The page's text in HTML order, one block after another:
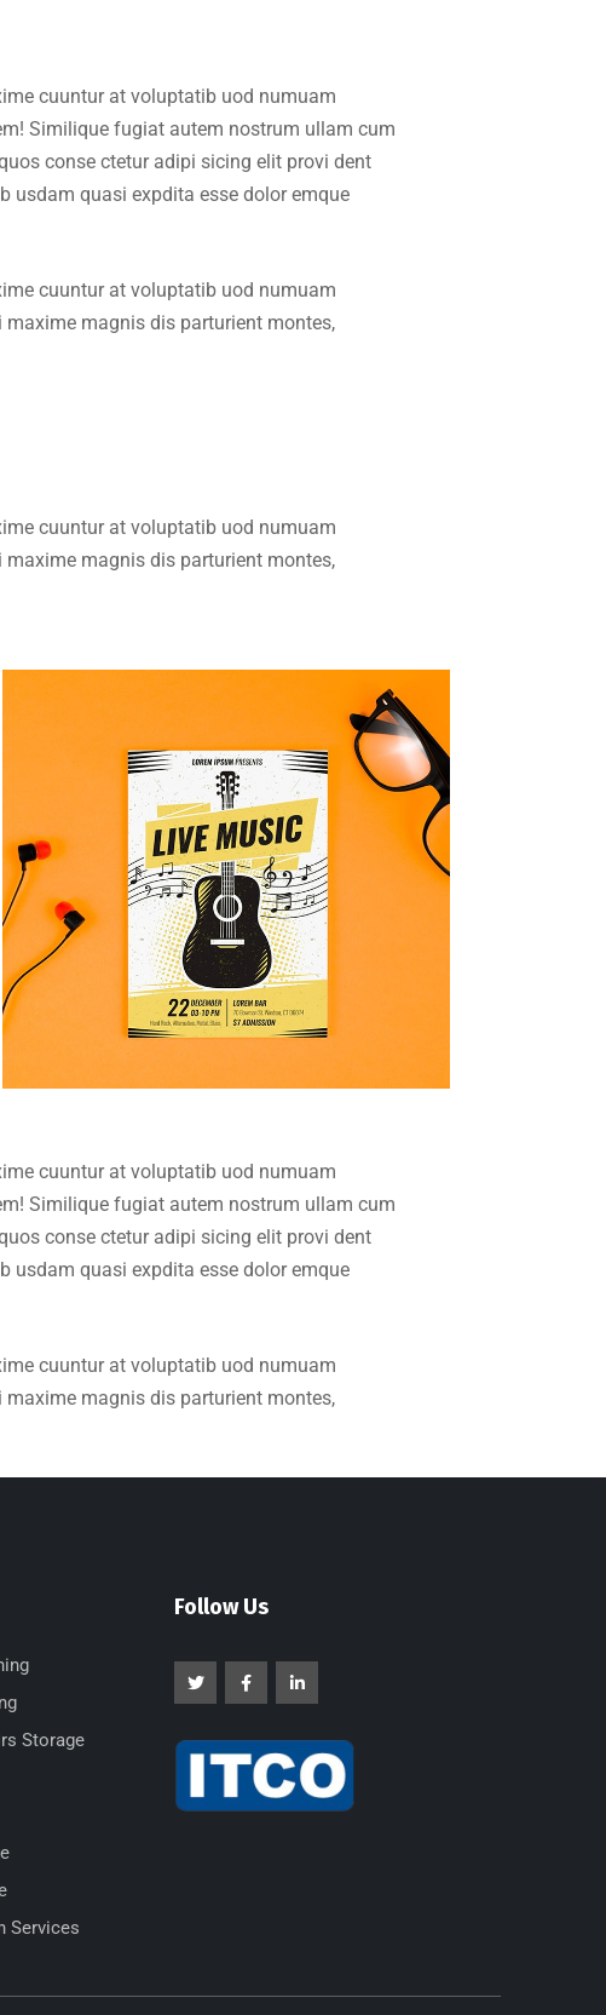
cuuntur at voluptatib uod numuam
Similique fugiat autem nostrum ullam cum
conse ctetur adipi sicing elit provi dent
usdam quasi expdita esse dolor emque
cuuntur at voluptatib uod numuam
magnis dis parturient montes,
cuuntur at voluptatib uod numuam
magnis dis parturient montes,
cuuntur at voluptatib uod numuam
Similique fugiat autem nostrum ullam cum
conse ctetur adipi sicing elit provi dent
usdam quasi expdita esse dolor emque
cuuntur at voluptatib uod numuam
magnis dis parturient montes,
Storage
Services
Follow Us